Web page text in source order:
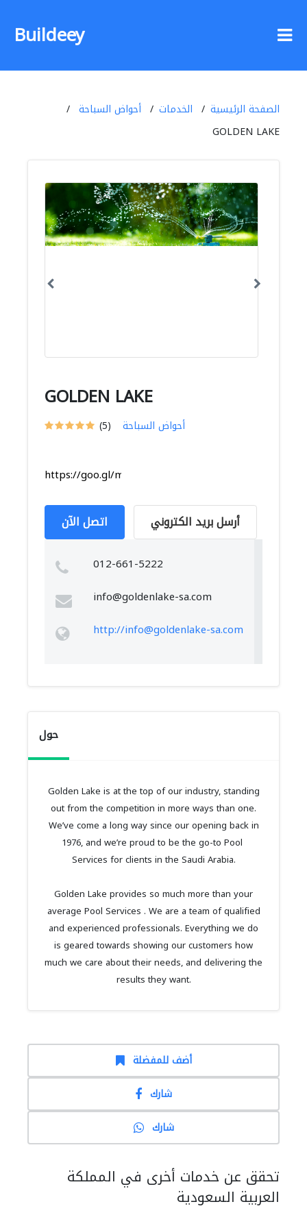
Buildeey
الصفحة الرئيسية الخدمات
أحواض السباحة
GOLDEN LAKE
GOLDEN LAKE
(5) أحواض السباحة
https://goo.gl/maps/U6F2mAoCWZmZdGJo9
اتصل الآن أرسل بريد الكتروني
012-661-5222
info@goldenlake-sa.com
http://info@goldenlake-sa.com
حول
Golden Lake is at the top of our industry, standing
out from the competition in more ways than one.
We’ve come a long way since our opening back in
1976, and we’re proud to be the go-to Pool
Services for clients in the Saudi Arabia.
Golden Lake provides so much more than your
average Pool Services . We are a team of qualified
and experienced professionals. Everything we do
is geared towards showing our customers how
much we care about their needs, and delivering the
results they want.
أضف للمفضلة
شارك
شارك
تحقق عن خدمات أخرى في المملكة
العربية السعودية